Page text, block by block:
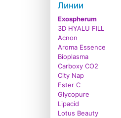
Линии
Exospherum
3D HYALU FILL
Acnon
Aroma Essence
Bioplasma
Carboxy CO2
City Nap
Ester C
Glycopure
Lipacid
Lotus Beauty